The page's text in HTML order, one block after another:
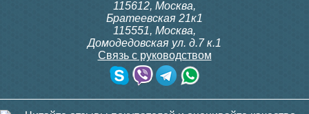
115612, Москва,
Братеевская 21к1
115551, Москва,
Домодедовская ул. д.7 к.1
Связь с руководством